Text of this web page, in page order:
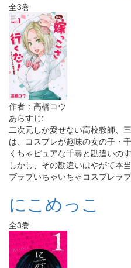
全3巻
作者：高橋コウ
あらすじ:
二次元しか愛せない高校教師、
は、コスプレが趣味の女の子・
くちゃピュアな千尋と勘違いの
しかし、その勘違いはやがて本
ブラブいちゃいちゃコスプレラ
にこめっこ
全3巻